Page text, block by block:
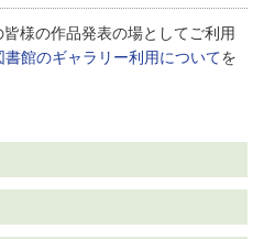
皆様の作品発表の場としてご利用
書館のギャラリー利用についてを